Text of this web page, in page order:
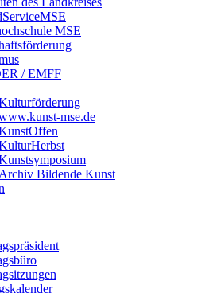
MSE
/ EMFF
mse.de
Archiv Bildende Kunst